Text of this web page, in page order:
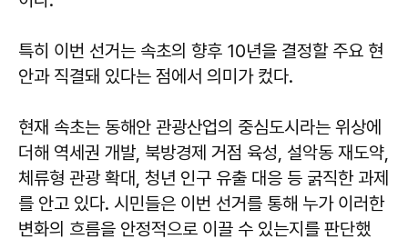
특히 이번 선거는 속초의 향후 10년을 결정할 주요 현
안과 직결돼 있다는 점에서 의미가 컸다.
현재 속초는 동해안 관광산업의 중심도시라는 위상에
더해 역세권 개발, 북방경제 거점 육성, 설악동 재도약,
체류형 관광 확대, 청년 인구 유출 대응 등 굵직한 과제
를 안고 있다. 시민들은 이번 선거를 통해 누가 이러한
변화의 흐름을 안정적으로 이끌 수 있는지를 판단했